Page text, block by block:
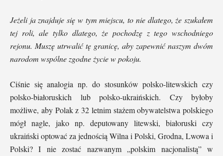
Jeżeli ja znajduje się w tym miejscu, to nie dlatego, że szukałem
tej roli, ale tylko dlatego, że pochodzę z tego wschodniego
rejonu. Muszę utrwalić tę granicę, aby zapewnić naszym dwóm
narodom wspólne zgodne życie w pokoju.
Ciśnie się analogia np. do stosunków polsko-litewskich czy
polsko-białoruskich lub polsko-ukraińskich. Czy byłoby
możliwe, aby Polak z 32 letnim stażem obywatelstwa polskiego
mógł nagle, jako np. deputowany litewski, białoruski czy
ukraiński optować za jednością Wilna i Polski, Grodna, Lwowa i
Polski? I nie zostać nazwanym „polskim nacjonalistą” w